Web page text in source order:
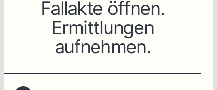
Fallakte öffnen.
Ermittlungen
aufnehmen.